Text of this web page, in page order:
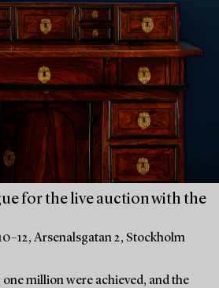
for the live auction with the
Arsenalsgatan 2, Stockholm
one million were achieved, and the